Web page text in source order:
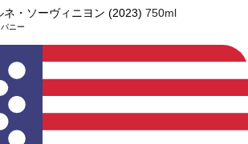
・ソーヴィニヨン (2023) 750ml
ニー